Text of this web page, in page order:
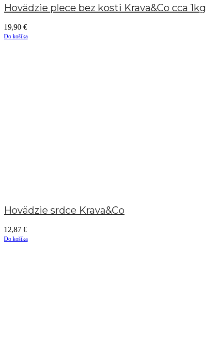
Hovädzie plece bez kosti Krava&Co cca 1kg
19,90 €
Do košíka
Hovädzie srdce Krava&Co
12,87 €
Do košíka